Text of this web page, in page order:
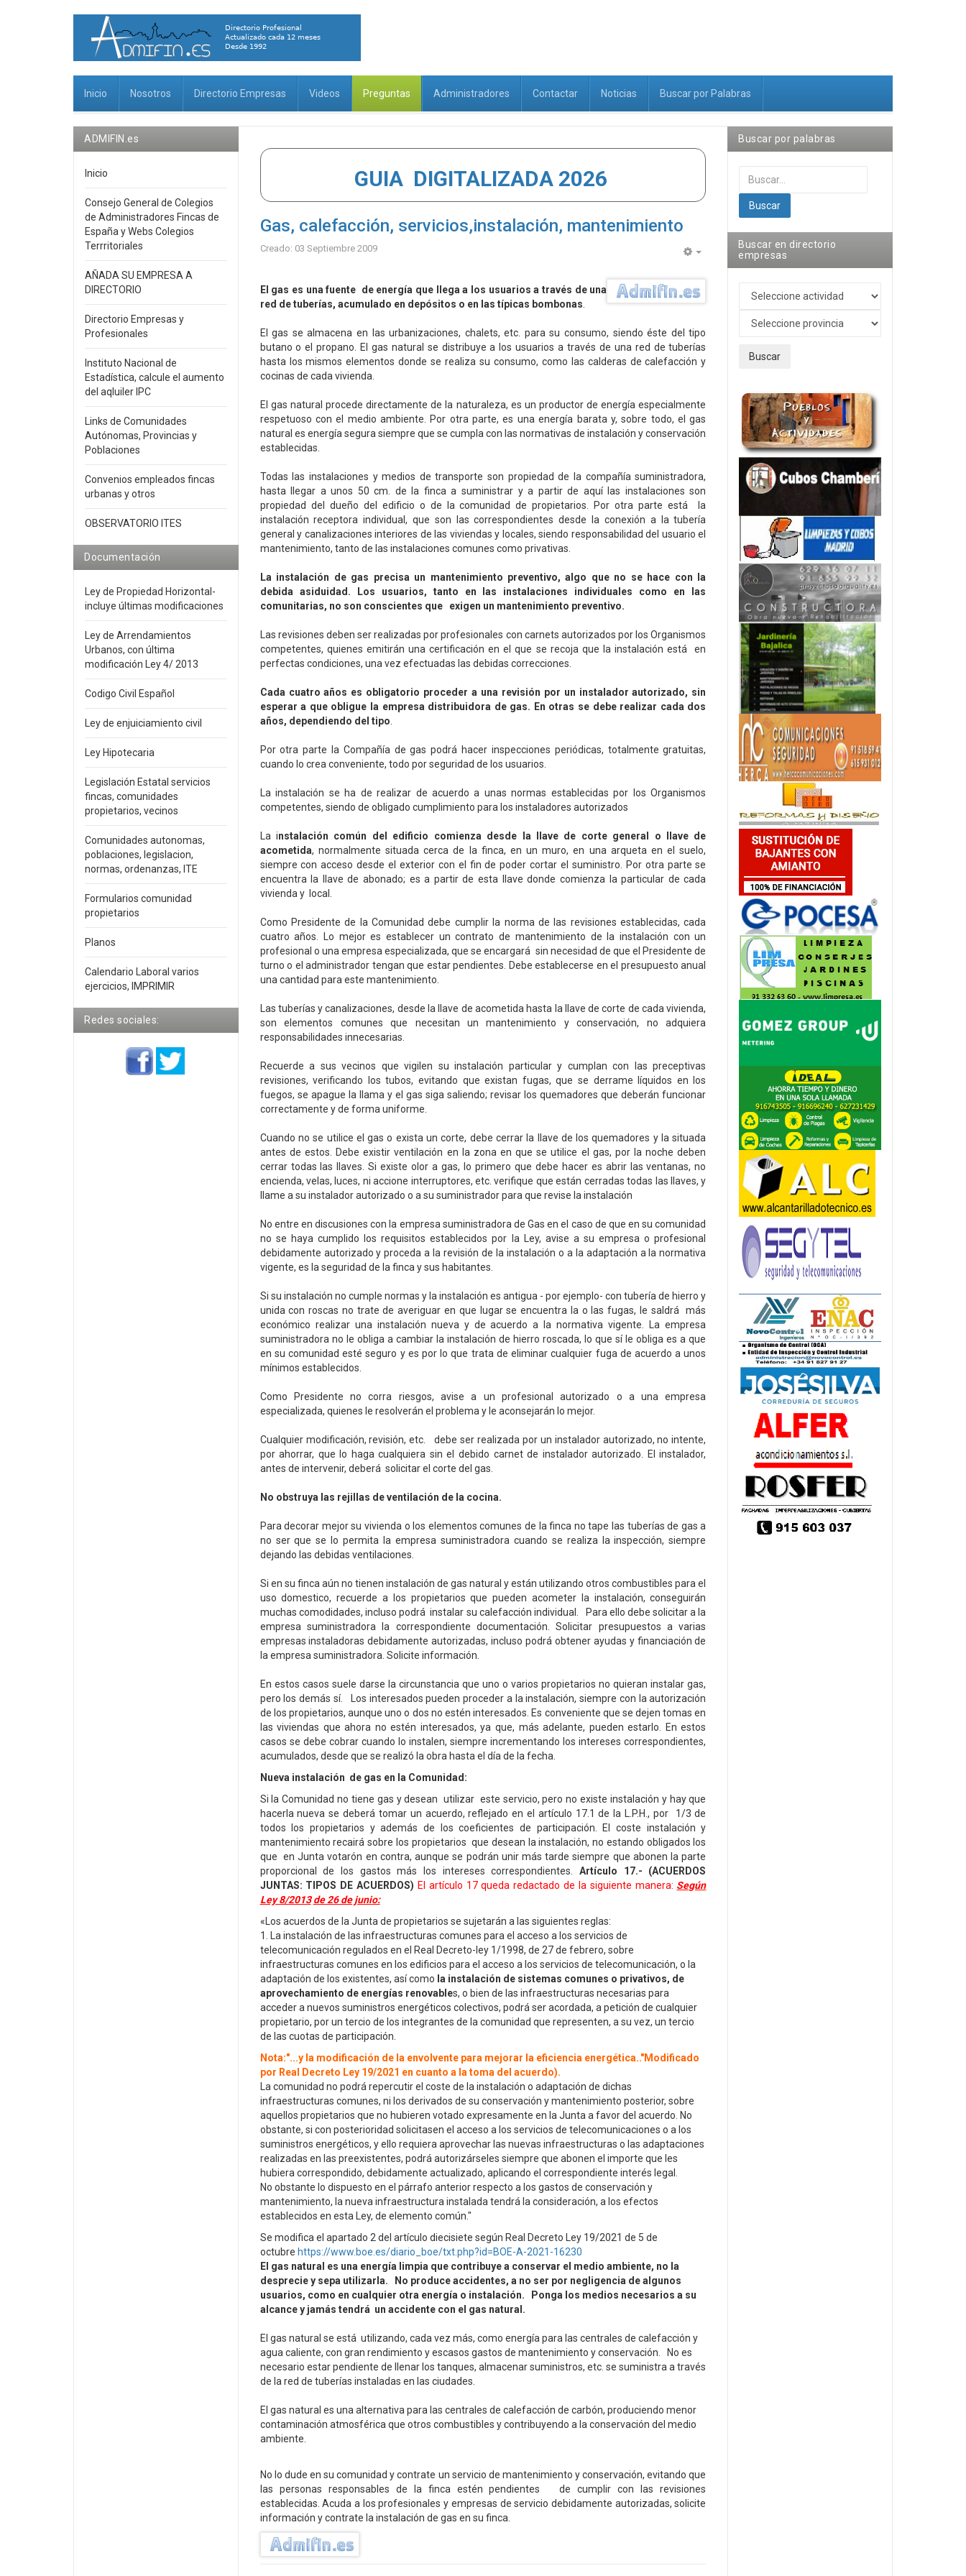
Inicio Nosotros Directorio Empresas Videos Preguntas Administradores Contactar Noticias Buscar por Palabras
GUIA DIGITALIZADA 2026
Gas, calefacción, servicios,instalación, mantenimiento
Creado: 03 Septiembre 2009
El gas es una fuente de energía que llega a los usuarios a través de una
red de tuberías, acumulado en depósitos o en las típicas bombonas
El gas se almacena en las urbanizaciones, chalets, etc. para su consumo, siendo éste del tipo
butano o el propano. El gas natural se distribuye a los usuarios a través de una red de tuberías
hasta los mismos elementos donde se realiza su consumo, como las calderas de calefacción y
cocinas de cada vivienda.
El gas natural procede directamente de la naturaleza, es un productor de energía especialmente
respetuoso con el medio ambiente. Por otra parte, es una energía barata y, sobre todo, el gas
natural es energía segura siempre que se cumpla con las normativas de instalación y conservación
establecidas.
Todas las instalaciones y medios de transporte son propiedad de la compañía suministradora,
hasta llegar a unos 50 cm. de la finca a suministrar y a partir de aquí las instalaciones son
propiedad del dueño del edificio o de la comunidad de propietarios. Por otra parte está la
instalación receptora individual, que son las correspondientes desde la conexión a la tubería
general y canalizaciones interiores de las viviendas y locales, siendo responsabilidad del usuario el
mantenimiento, tanto de las instalaciones comunes como privativas.
La instalación de gas precisa un mantenimiento preventivo, algo que no se hace con la
debida asiduidad. Los usuarios, tanto en las instalaciones individuales como en las
comunitarias, no son conscientes que exigen un mantenimiento preventivo.
Las revisiones deben ser realizadas por profesionales con carnets autorizados por los Organismos
competentes, quienes emitirán una certificación en el que se recoja que la instalación está en
perfectas condiciones, una vez efectuadas las debidas correcciones.
Cada cuatro años es obligatorio proceder a una revisión por un instalador autorizado, sin
esperar a que obligue la empresa distribuidora de gas. En otras se debe realizar cada dos
años, dependiendo del tipo
Por otra parte la Compañía de gas podrá hacer inspecciones periódicas, totalmente gratuitas,
cuando lo crea conveniente, todo por seguridad de los usuarios.
La instalación se ha de realizar de acuerdo a unas normas establecidas por los Organismos
competentes, siendo de obligado cumplimiento para los instaladores autorizados
La instalación común del edificio comienza desde la llave de corte general o llave de
acometida, normalmente situada cerca de la finca, en un muro, en una arqueta en el suelo,
siempre con acceso desde el exterior con el fin de poder cortar el suministro. Por otra parte se
encuentra la llave de abonado; es a partir de esta llave donde comienza la particular de cada
vivienda y local.
Como Presidente de la Comunidad debe cumplir la norma de las revisiones establecidas, cada
cuatro años. Lo mejor es establecer un contrato de mantenimiento de la instalación con un
profesional o una empresa especializada, que se encargará sin necesidad de que el Presidente de
turno o el administrador tengan que estar pendientes. Debe establecerse en el presupuesto anual
una cantidad para este mantenimiento.
Las tuberías y canalizaciones, desde la llave de acometida hasta la llave de corte de cada vivienda,
son elementos comunes que necesitan un mantenimiento y conservación, no adquiera
responsabilidades innecesarias.
Recuerde a sus vecinos que vigilen su instalación particular y cumplan con las preceptivas
revisiones, verificando los tubos, evitando que existan fugas, que se derrame líquidos en los
fuegos, se apague la llama y el gas siga saliendo; revisar los quemadores que deberán funcionar
correctamente y de forma uniforme.
Cuando no se utilice el gas o exista un corte, debe cerrar la llave de los quemadores y la situada
antes de estos. Debe existir ventilación en la zona en que se utilice el gas, por la noche deben
cerrar todas las llaves. Si existe olor a gas, lo primero que debe hacer es abrir las ventanas, no
encienda, velas, luces, ni accione interruptores, etc. verifique que están cerradas todas las llaves, y
llame a su instalador autorizado o a su suministrador para que revise la instalación
No entre en discusiones con la empresa suministradora de Gas en el caso de que en su comunidad
no se haya cumplido los requisitos establecidos por la Ley, avise a su empresa o profesional
debidamente autorizado y proceda a la revisión de la instalación o a la adaptación a la normativa
vigente, es la seguridad de la finca y sus habitantes.
Si su instalación no cumple normas y la instalación es antigua - por ejemplo- con tubería de hierro y
unida con roscas no trate de averiguar en que lugar se encuentra la o las fugas, le saldrá más
económico realizar una instalación nueva y de acuerdo a la normativa vigente. La empresa
suministradora no le obliga a cambiar la instalación de hierro roscada, lo que sí le obliga es a que
en su comunidad esté seguro y es por lo que trata de eliminar cualquier fuga de acuerdo a unos
mínimos establecidos.
Como Presidente no corra riesgos, avise a un profesional autorizado o a una empresa
especializada, quienes le resolverán el problema y le aconsejarán lo mejor.
Cualquier modificación, revisión, etc. debe ser realizada por un instalador autorizado, no intente,
por ahorrar, que lo haga cualquiera sin el debido carnet de instalador autorizado. El instalador,
antes de intervenir, deberá solicitar el corte del gas.
No obstruya las rejillas de ventilación de la cocina.
Para decorar mejor su vivienda o los elementos comunes de la finca no tape las tuberías de gas a
no ser que se lo permita la empresa suministradora cuando se realiza la inspección, siempre
dejando las debidas ventilaciones.
Si en su finca aún no tienen instalación de gas natural y están utilizando otros combustibles para el
uso domestico, recuerde a los propietarios que pueden acometer la instalación, conseguirán
muchas comodidades, incluso podrá instalar su calefacción individual. Para ello debe solicitar a la
empresa suministradora la correspondiente documentación. Solicitar presupuestos a varias
empresas instaladoras debidamente autorizadas, incluso podrá obtener ayudas y financiación de
la empresa suministradora. Solicite información.
En estos casos suele darse la circunstancia que uno o varios propietarios no quieran instalar gas,
pero los demás sí. Los interesados pueden proceder a la instalación, siempre con la autorización
de los propietarios, aunque uno o dos no estén interesados. Es conveniente que se dejen tomas en
las viviendas que ahora no estén interesados, ya que, más adelante, pueden estarlo. En estos
casos se debe cobrar cuando lo instalen, siempre incrementando los intereses correspondientes,
acumulados, desde que se realizó la obra hasta el día de la fecha.
Nueva instalación de gas en la Comunidad:
Si la Comunidad no tiene gas y desean utilizar este servicio, pero no existe instalación y hay que
hacerla nueva se deberá tomar un acuerdo, reflejado en el artículo 17.1 de la L.P.H., por 1/3 de
todos los propietarios y además de los coeficientes de participación. El coste instalación y
mantenimiento recairá sobre los propietarios que desean la instalación, no estando obligados los
que en Junta votarón en contra, aunque se podrán unir más tarde siempre que abonen la parte
proporcional de los gastos más los intereses correspondientes.Artículo 17.- (ACUERDOS
JUNTAS: TIPOS DE ACUERDOS) El artículo 17 queda redactado de la siguiente manera: Según
Ley 8/2013 de 26 de junio:
«Los acuerdos de la Junta de propietarios se sujetarán a las siguientes reglas:
1. La instalación de las infraestructuras comunes para el acceso a los servicios de
telecomunicación regulados en el Real Decreto-ley 1/1998, de 27 de febrero, sobre
infraestructuras comunes en los edificios para el acceso a los servicios de telecomunicación, o la
adaptación de los existentes, así como la instalación de sistemas comunes o privativos, de
aprovechamiento de energías renovables, o bien de las infraestructuras necesarias para
acceder a nuevos suministros energéticos colectivos, podrá ser acordada, a petición de cualquier
propietario, por un tercio de los integrantes de la comunidad que representen, a su vez, un tercio
de las cuotas de participación.
Nota:"...y la modificación de la envolvente para mejorar la eficiencia energética.."Modificado
por Real Decreto Ley 19/2021 en cuanto a la toma del acuerdo).
La comunidad no podrá repercutir el coste de la instalación o adaptación de dichas
infraestructuras comunes, ni los derivados de su conservación y mantenimiento posterior, sobre
aquellos propietarios que no hubieren votado expresamente en la Junta a favor del acuerdo. No
obstante, si con posterioridad solicitasen el acceso a los servicios de telecomunicaciones o a los
suministros energéticos, y ello requiera aprovechar las nuevas infraestructuras o las adaptaciones
realizadas en las preexistentes, podrá autorizárseles siempre que abonen el importe que les
hubiera correspondido, debidamente actualizado, aplicando el correspondiente interés legal.
No obstante lo dispuesto en el párrafo anterior respecto a los gastos de conservación y
mantenimiento, la nueva infraestructura instalada tendrá la consideración, a los efectos
establecidos en esta Ley, de elemento común."
Se modifica el apartado 2 del artículo diecisiete según Real Decreto Ley 19/2021 de 5 de
octubre https://www.boe.es/diario_boe/txt.php?id=BOE-A-2021-16230
El gas natural es una energía limpia que contribuye a conservar el medio ambiente, no la
desprecie y sepa utilizarla. No produce accidentes, a no ser por negligencia de algunos
usuarios, como en cualquier otra energía o instalación. Ponga los medios necesarios a su
alcance y jamás tendrá un accidente con el gas natural.
El gas natural se está utilizando, cada vez más, como energía para las centrales de calefacción y
agua caliente, con gran rendimiento y escasos gastos de mantenimiento y conservación. No es
necesario estar pendiente de llenar los tanques, almacenar suministros, etc. se suministra a través
de la red de tuberías instaladas en las ciudades.
El gas natural es una alternativa para las centrales de calefacción de carbón, produciendo menor
contaminación atmosférica que otros combustibles y contribuyendo a la conservación del medio
ambiente.
No lo dude en su comunidad y contrate un servicio de mantenimiento y conservación, evitando que
las personas responsables de la finca estén pendientes de cumplir con las revisiones
establecidas. Acuda a los profesionales y empresas de servicio debidamente autorizadas, solicite
información y contrate la instalación de gas en su finca.
ADMIFIN.es
Inicio
Consejo General de Colegios
de Administradores Fincas de
España y Webs Colegios
Terrritoriales
AÑADA SU EMPRESA A
DIRECTORIO
Directorio Empresas y
Profesionales
Instituto Nacional de
Estadística, calcule el aumento
del aqluiler IPC
Links de Comunidades
Autónomas, Provincias y
Poblaciones
Convenios empleados fincas
urbanas y otros
OBSERVATORIO ITES
Documentación
Ley de Propiedad Horizontal-
incluye últimas modificaciones
Ley de Arrendamientos
Urbanos, con última
modificación Ley 4/ 2013
Codigo Civil Español
Ley de enjuiciamiento civil
Ley Hipotecaria
Legislación Estatal servicios
fincas, comunidades
propietarios, vecinos
Comunidades autonomas,
poblaciones, legislacion,
normas, ordenanzas, ITE
Formularios comunidad
propietarios
Planos
Calendario Laboral varios
ejercicios, IMPRIMIR
Redes sociales:
Buscar por palabras
Buscar...
Buscar
Buscar en directorio
empresas
Buscar